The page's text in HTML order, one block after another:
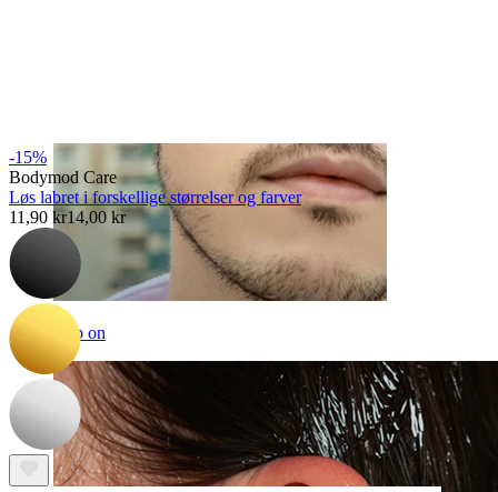
Clip on
-15%
Bodymod Care
Løs labret i forskellige størrelser og farver
11,90 kr14,00 kr